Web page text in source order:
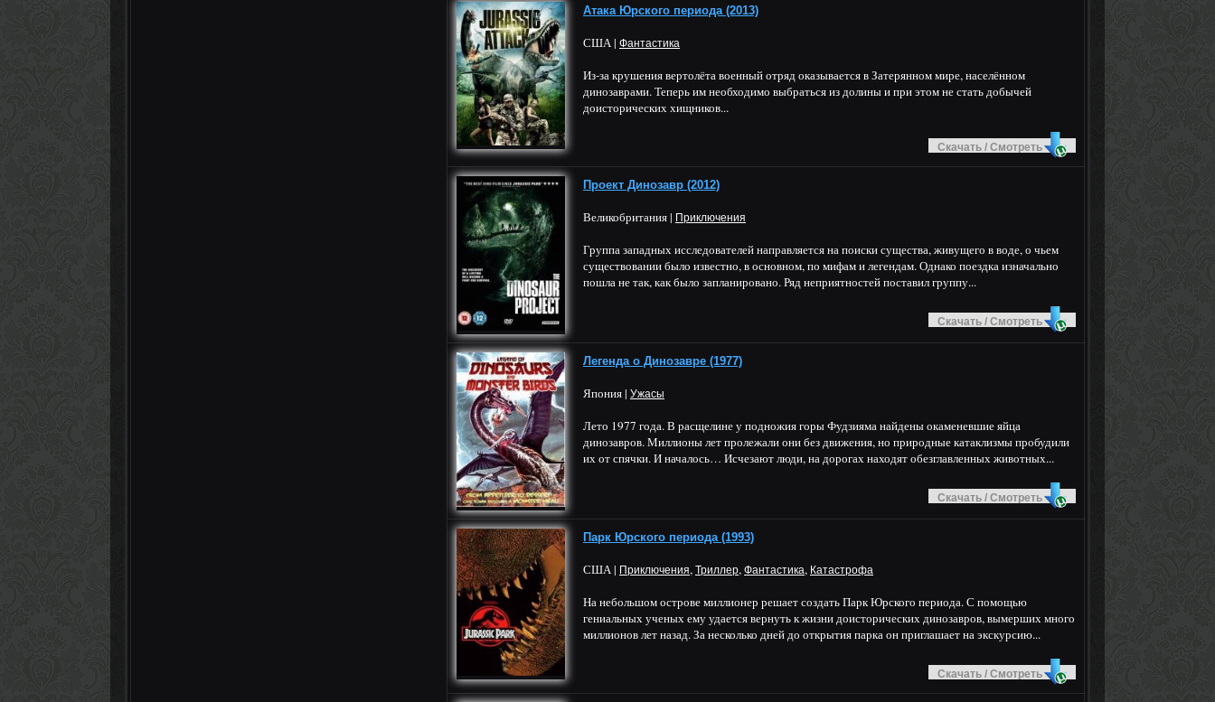
Атака Юрского периода (2013)
США | Фантастика
Из-за крушения вертолёта военный отряд оказывается в Затерянном мире, населённом
динозаврами. Теперь им необходимо выбраться из долины и при этом не стать добычей
доисторических хищников...
Скачать / Смотреть
Проект Динозавр (2012)
Великобритания | Приключения
Группа западных исследователей направляется на поиски существа, живущего в воде, о чьем
существовании было известно, в основном, по мифам и легендам. Однако поездка изначально
пошла не так, как было запланировано. Ряд неприятностей поставил группу...
Скачать / Смотреть
Легенда о Динозавре (1977)
Япония | Ужасы
Лето 1977 года. В расщелине у подножия горы Фудзияма найдены окаменевшие яйца
динозавров. Миллионы лет пролежали они без движения, но природные катаклизмы пробудили
их от спячки. И началось… Исчезают люди, на дорогах находят обезглавленных животных...
Скачать / Смотреть
Парк Юрского периода (1993)
США | Приключения, Триллер, Фантастика, Катастрофа
На небольшом острове миллионер решает создать Парк Юрского периода. С помощью
гениальных ученых ему удается вернуть к жизни доисторических динозавров, вымерших много
миллионов лет назад. За несколько дней до открытия парка он приглашает на экскурсию...
Скачать / Смотреть